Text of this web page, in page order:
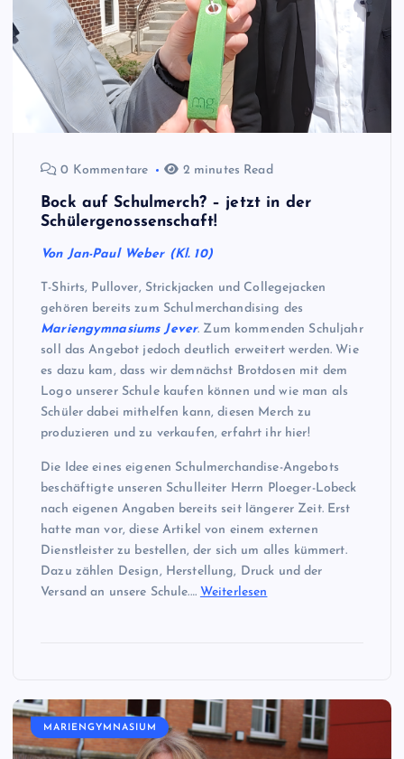
0 Kommentare 2 minutes Read
Bock auf Schulmerch? – jetzt in der
Schülergenossenschaft!
Von Jan-Paul Weber (Kl. 10)
T-Shirts, Pullover, Strickjacken und Collegejacken
gehören bereits zum Schulmerchandising des
Mariengymnasiums Jever. Zum kommenden Schuljahr
soll das Angebot jedoch deutlich erweitert werden. Wie
es dazu kam, dass wir demnächst Brotdosen mit dem
Logo unserer Schule kaufen können und wie man als
Schüler dabei mithelfen kann, diesen Merch zu
produzieren und zu verkaufen, erfahrt ihr hier!
Die Idee eines eigenen Schulmerchandise-Angebots
beschäftigte unseren Schulleiter Herrn Ploeger-Lobeck
nach eigenen Angaben bereits seit längerer Zeit. Erst
hatte man vor, diese Artikel von einem externen
Dienstleister zu bestellen, der sich um alles kümmert.
Dazu zählen Design, Herstellung, Druck und der
Versand an unsere Schule.… Weiterlesen
MARIENGYMNASIUM